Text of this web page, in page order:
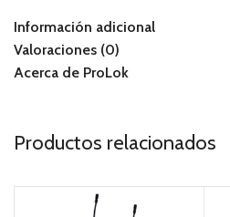
Información adicional
Valoraciones (0)
Acerca de ProLok
Productos relacionados